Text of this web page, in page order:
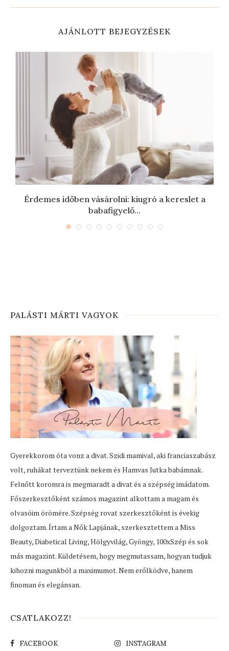
AJÁNLOTT BEJEGYZÉSEK
Érdemes időben vásárolni: kiugró a kereslet a
babafigyelő...
PALÁSTI MÁRTI VAGYOK
Gyerekkorom óta vonz a divat. Szidi mamival, aki franciaszabász
volt, ruhákat terveztünk nekem és Hamvas Jutka babámnak.
Felnőtt koromra is megmaradt a divat és a szépség imádatom.
Főszerkesztőként számos magazint alkottam a magam és
olvasóim örömére. Szépség rovat szerkesztőként is évekig
dolgoztam. Írtam a Nők Lapjának, szerkesztettem a Miss
Beauty, Diabetical Living, Hölgyvilág, Gyöngy, 100xSzép és sok
más magazint. Küldetésem, hogy megmutassam, hogyan tudjuk
kihozni magunkból a maximumot. Nem erőlködve, hanem
finoman és elegánsan.
CSATLAKOZZ!
FACEBOOK INSTAGRAM